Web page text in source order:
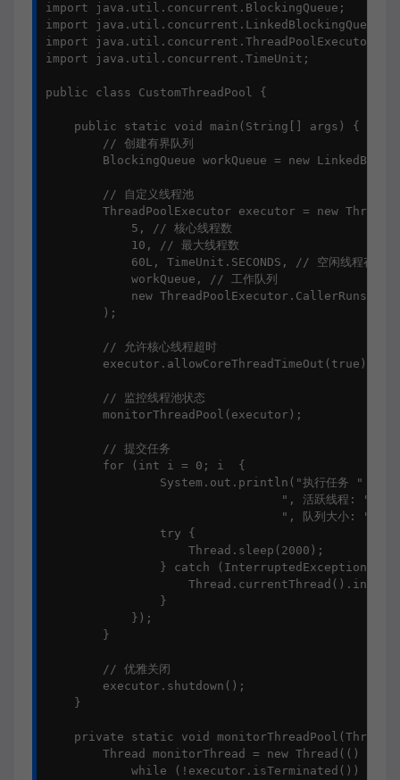
import java.util.concurrent.BlockingQueue;
import java.util.concurrent.LinkedBlockingQueue;
import java.util.concurrent.ThreadPoolExecutor;
import java.util.concurrent.TimeUnit;
public class CustomThreadPool {
    public static void main(String[] args) {
        // 创建有界队列
BlockingQueue workQueue = new
        // 自定义线程池
ThreadPoolExecutor executor = new
            5, // 核心线程数
            10, // 最大线程数
60L, TimeUnit.SECONDS, // 空闲线程存活时
            workQueue, // 工作队列
new
        );
        // 允许核心线程超时
        executor.allowCoreThreadTimeOut(true);
        // 监控线程池状态
        monitorThreadPool(executor);
        // 提交任务
        for (int i = 0; i  {
System.out.println("执行任务 " +
", 活跃线程: " +
", 队列大小: " +
                try {
                    Thread.sleep(2000);
} catch (InterruptedException e)
                }
            });
        }
        // 优雅关闭
        executor.shutdown();
    }
private static void
        Thread monitorThread = new Thread(() -> {
            while (!executor.isTerminated()) {